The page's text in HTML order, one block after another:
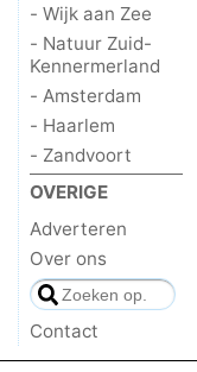
- Wijk aan Zee
- Natuur Zuid-
Kennermerland
- Amsterdam
- Haarlem
- Zandvoort
OVERIGE
Adverteren
Over ons
Contact